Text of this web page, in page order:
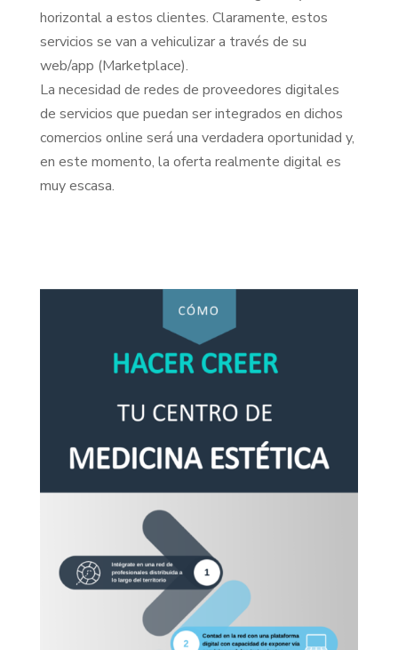
horizontal a estos clientes. Claramente, estos
servicios se van a vehiculizar a través de su
web/app (Marketplace).
La necesidad de redes de proveedores digitales
de servicios que puedan ser integrados en dichos
comercios online será una verdadera oportunidad y,
en este momento, la oferta realmente digital es
muy escasa.